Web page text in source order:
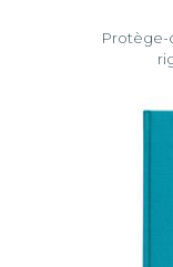
Protège-